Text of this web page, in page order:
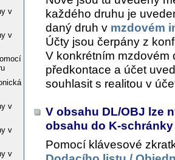
v
v
v
v
v
každého druhu je
daný druh v mzdovém
Účty jsou čerpány z
V konkrétním mzdovém
předkontace a účet
souhlasit s realitou v
V obsahu DL/OBJ lze
obsahu do K-
Pomocí klávesové